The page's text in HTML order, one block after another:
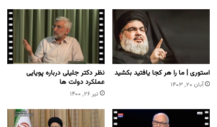
استوری | ما را هر کجا یافتید بکشید
آبان ۲۰, ۱۴۰۳
نظر دکتر جلیلی درباره پویایی
عملکرد دولت ها
تیر ۲۶, ۱۴۰۰